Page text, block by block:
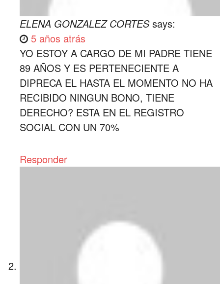
ELENA GONZALEZ CORTES says:
5 años atrás
YO ESTOY A CARGO DE MI PADRE TIENE
89 AÑOS Y ES PERTENECIENTE A
DIPRECA EL HASTA EL MOMENTO NO HA
RECIBIDO NINGUN BONO, TIENE
DERECHO? ESTA EN EL REGISTRO
SOCIAL CON UN 70%
Responder